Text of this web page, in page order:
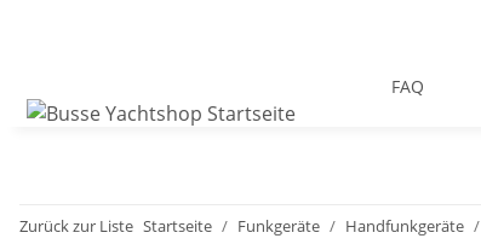
FAQ
Zurück zur Liste Startseite Funkgeräte Handfunkgeräte